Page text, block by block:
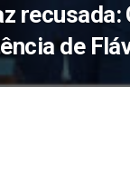
recusada:
de